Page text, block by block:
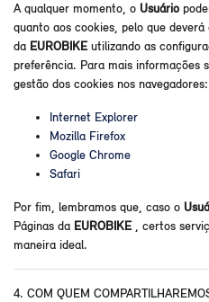
A qualquer momento, o Usuário
quanto aos cookies, pelo que
da EUROBIKE utilizando as
preferência. Para mais informações
gestão dos cookies nos navegadores:
Internet Explorer
Mozilla Firefox
Google Chrome
Safari
Por fim, lembramos que, caso o
Páginas da EUROBIKE , certos
maneira ideal.
4. COM QUEM